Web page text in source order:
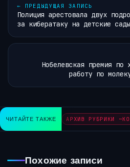
← ПРЕДЫДУЩАЯ ЗАПИСЬ
Полиция арестовала двух
за кибератаку на детские сады
Нобелевская премия по
работу по
ЧИТАЙТЕ ТАКЖЕ АРХИВ РУБРИКИ
Похожие записи